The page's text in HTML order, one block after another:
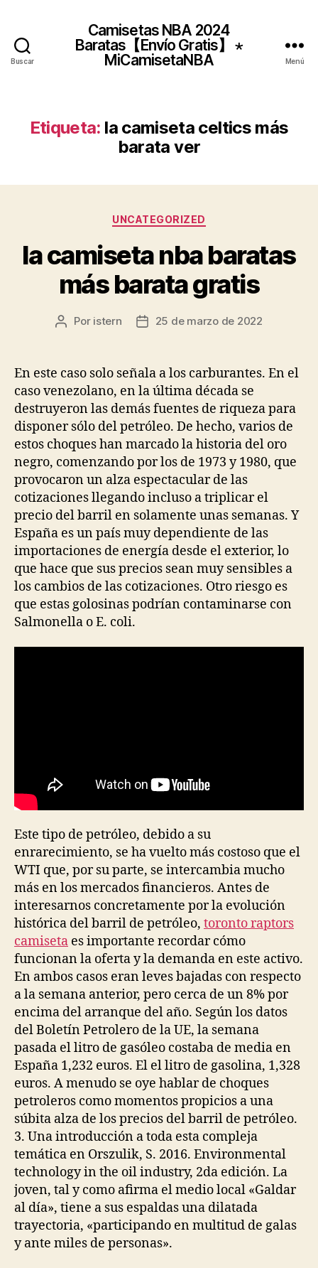
Buscar
Camisetas NBA 2024
Baratas【Envío Gratis】 ⋆
MiCamisetaNBA
Menú
Etiqueta: la camiseta celtics más
barata ver
Categorías
UNCATEGORIZED
la camiseta nba baratas
más barata gratis
Autor
entrada
Por istern
Fecha
entrada
25 de marzo de 2022
En este caso solo señala a los carburantes. En el
caso venezolano, en la última década se
destruyeron las demás fuentes de riqueza para
disponer sólo del petróleo. De hecho, varios de
estos choques han marcado la historia del oro
negro, comenzando por los de 1973 y 1980, que
provocaron un alza espectacular de las
cotizaciones llegando incluso a triplicar el
precio del barril en solamente unas semanas. Y
España es un país muy dependiente de las
importaciones de energía desde el exterior, lo
que hace que sus precios sean muy sensibles a
los cambios de las cotizaciones. Otro riesgo es
que estas golosinas podrían contaminarse con
Salmonella o E. coli.
Este tipo de petróleo, debido a su
enrarecimiento, se ha vuelto más costoso que el
WTI que, por su parte, se intercambia mucho
más en los mercados financieros. Antes de
interesarnos concretamente por la evolución
histórica del barril de petróleo, toronto raptors
camiseta es importante recordar cómo
funcionan la oferta y la demanda en este activo.
En ambos casos eran leves bajadas con respecto
a la semana anterior, pero cerca de un 8% por
encima del arranque del año. Según los datos
del Boletín Petrolero de la UE, la semana
pasada el litro de gasóleo costaba de media en
España 1,232 euros. El el litro de gasolina, 1,328
euros. A menudo se oye hablar de choques
petroleros como momentos propicios a una
súbita alza de los precios del barril de petróleo.
3. Una introducción a toda esta compleja
temática en Orszulik, S. 2016. Environmental
technology in the oil industry, 2da edición. La
joven, tal y como afirma el medio local «Galdar
al día», tiene a sus espaldas una dilatada
trayectoria, «participando en multitud de galas
y ante miles de personas».